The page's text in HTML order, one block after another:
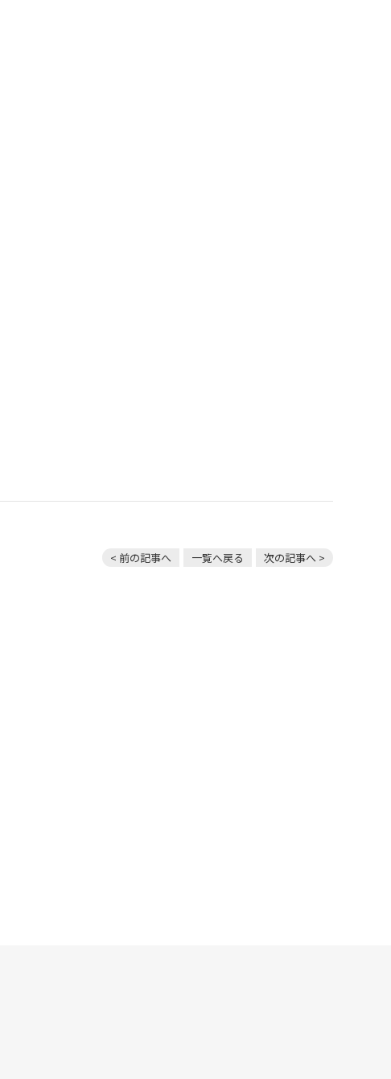
< 前の記事へ 一覧へ戻る 次の記事へ >